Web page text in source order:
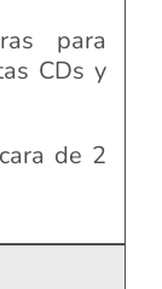
para
CDs y
de 2